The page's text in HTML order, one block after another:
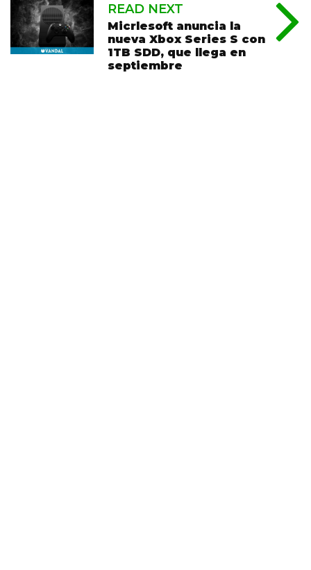
READ NEXT
Micrlesoft anuncia la
nueva Xbox Series S con
1TB SDD, que llega en
septiembre